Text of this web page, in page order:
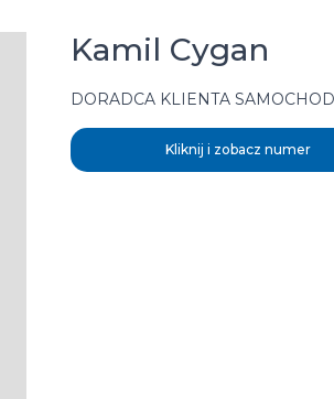
Kamil Cygan
DORADCA KLIENTA
Kliknij i zobacz numer